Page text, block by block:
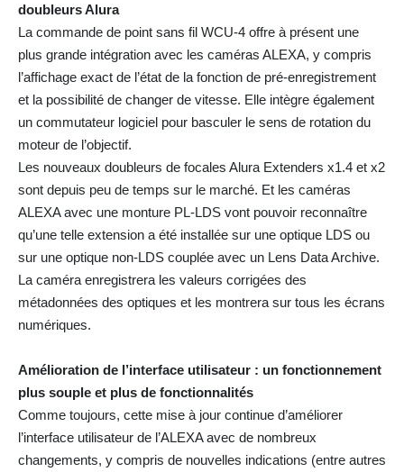
doubleurs Alura
La commande de point sans fil WCU-4 offre à présent une
plus grande intégration avec les caméras ALEXA, y compris
l’affichage exact de l’état de la fonction de pré-enregistrement
et la possibilité de changer de vitesse. Elle intègre également
un commutateur logiciel pour basculer le sens de rotation du
moteur de l’objectif.
Les nouveaux doubleurs de focales Alura Extenders x1.4 et x2
sont depuis peu de temps sur le marché. Et les caméras
ALEXA avec une monture PL-LDS vont pouvoir reconnaître
qu’une telle extension a été installée sur une optique LDS ou
sur une optique non-LDS couplée avec un Lens Data Archive.
La caméra enregistrera les valeurs corrigées des
métadonnées des optiques et les montrera sur tous les écrans
numériques.
Amélioration de l’interface utilisateur : un fonctionnement
plus souple et plus de fonctionnalités
Comme toujours, cette mise à jour continue d’améliorer
l’interface utilisateur de l’ALEXA avec de nombreux
changements, y compris de nouvelles indications (entre autres